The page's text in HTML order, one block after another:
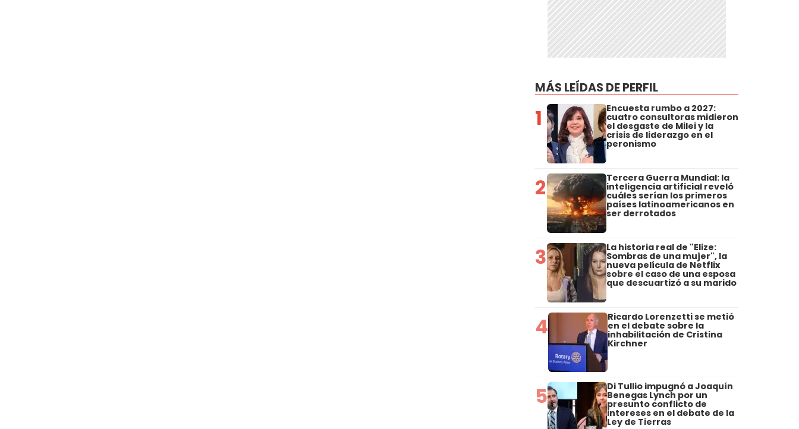
MÁS LEÍDAS DE PERFIL
1 Encuesta rumbo a 2027:
cuatro consultoras midieron
el desgaste de Milei y la
crisis de liderazgo en el
peronismo
2 Tercera Guerra Mundial: la
inteligencia artificial reveló
cuáles serían los primeros
países latinoamericanos en
ser derrotados
3 La historia real de "Elize:
Sombras de una mujer", la
nueva película de Netflix
sobre el caso de una esposa
que descuartizó a su marido
4 Ricardo Lorenzetti se metió
en el debate sobre la
inhabilitación de Cristina
Kirchner
5 Di Tullio impugnó a Joaquín
Benegas Lynch por un
presunto conflicto de
intereses en el debate de la
Ley de Tierras